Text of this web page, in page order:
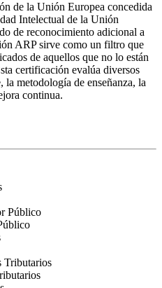
de la Unión Europea concedida
Intelectual de la Unión
de reconocimiento adicional a
ARP sirve como un filtro que
de aquellos que no lo están
certificación evalúa diversos
la metodología de enseñanza, la
continua.